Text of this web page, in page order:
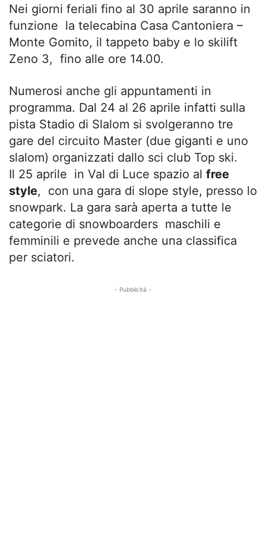
Nei giorni feriali fino al 30 aprile saranno in
funzione la telecabina Casa Cantoniera –
Monte Gomito, il tappeto baby e lo skilift
Zeno 3, fino alle ore 14.00.
Numerosi anche gli appuntamenti in
programma. Dal 24 al 26 aprile infatti sulla
pista Stadio di Slalom si svolgeranno tre
gare del circuito Master (due giganti e uno
slalom) organizzati dallo sci club Top ski.
Il 25 aprile in Val di Luce spazio al free
style, con una gara di slope style, presso lo
snowpark. La gara sarà aperta a tutte le
categorie di snowboarders maschili e
femminili e prevede anche una classifica
per sciatori.
- Pubblicità -